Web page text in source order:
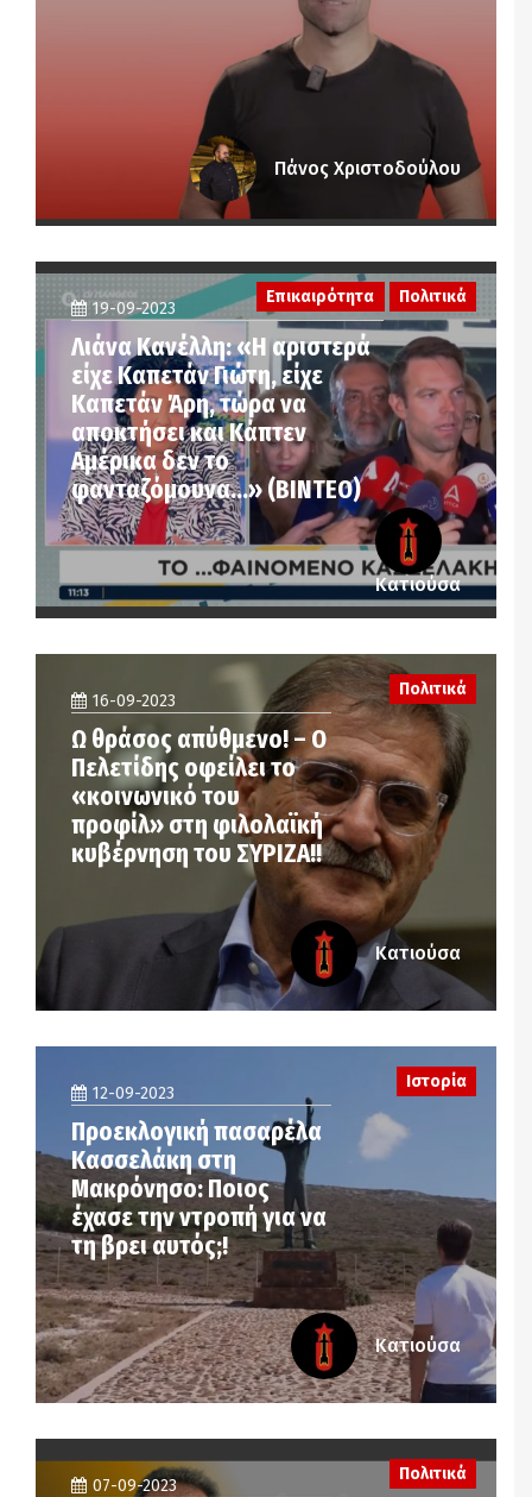
Πάνος Χριστοδούλου
Επικαιρότητα Πολιτικά
19-09-2023
Λιάνα Κανέλλη: «Η αριστερά
είχε Καπετάν Γιώτη, είχε
Καπετάν Άρη, τώρα να
αποκτήσει και Κάπτεν
Αμέρικα δεν το
φανταζόμουνα…» (ΒΙΝΤΕΟ)
Κατιούσα
16-09-2023
Ω θράσος απύθμενο! – Ο
Πελετίδης οφείλει το
«κοινωνικό του
προφίλ» στη φιλολαϊκή
κυβέρνηση του ΣΥΡΙΖΑ!!
Πολιτικά
Κατιούσα
12-09-2023
Προεκλογική πασαρέλα
Κασσελάκη στη
Μακρόνησο: Ποιος
έχασε την ντροπή για να
τη βρει αυτός;!
Ιστορία
Κατιούσα
07-09-2023
Πολιτικά